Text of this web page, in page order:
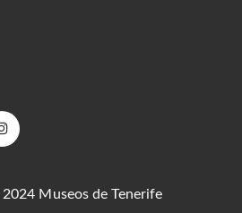
Museos de Tenerife